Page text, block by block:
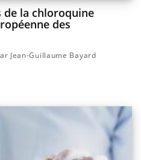
de la chloroquine
des
Jean-Guillaume Bayard